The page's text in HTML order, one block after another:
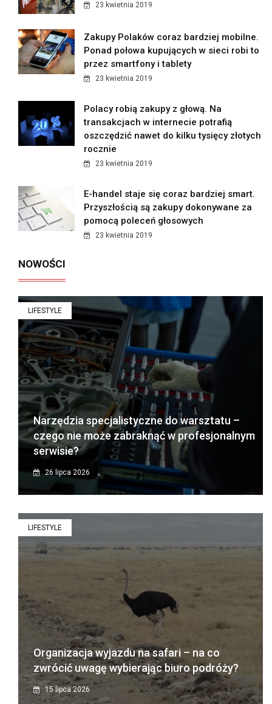
23 kwietnia 2019
Zakupy Polaków coraz bardziej mobilne.
Ponad połowa kupujących w sieci robi to
przez smartfony i tablety
23 kwietnia 2019
Polacy robią zakupy z głową. Na
transakcjach w internecie potrafią
oszczędzić nawet do kilku tysięcy złotych
rocznie
23 kwietnia 2019
E-handel staje się coraz bardziej smart.
Przyszłością są zakupy dokonywane za
pomocą poleceń głosowych
23 kwietnia 2019
NOWOŚCI
LIFESTYLE
Narzędzia specjalistyczne do warsztatu –
czego nie może zabraknąć w profesjonalnym
serwisie?
26 lipca 2026
LIFESTYLE
Organizacja wyjazdu na safari – na co
zwrócić uwagę wybierając biuro podróży?
15 lipca 2026